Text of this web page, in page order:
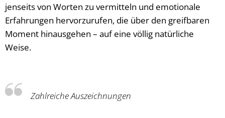
jenseits von Worten zu vermitteln und emotionale
Erfahrungen hervorzurufen, die über den greifbaren
Moment hinausgehen – auf eine völlig natürliche
Weise.
Zahlreiche Auszeichnungen